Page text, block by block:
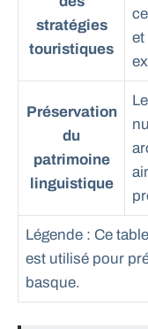
stratégies
touristiques
et
Préservation
du
patrimoine
linguistique
Légende : Ce
est utilisé pour
basque.